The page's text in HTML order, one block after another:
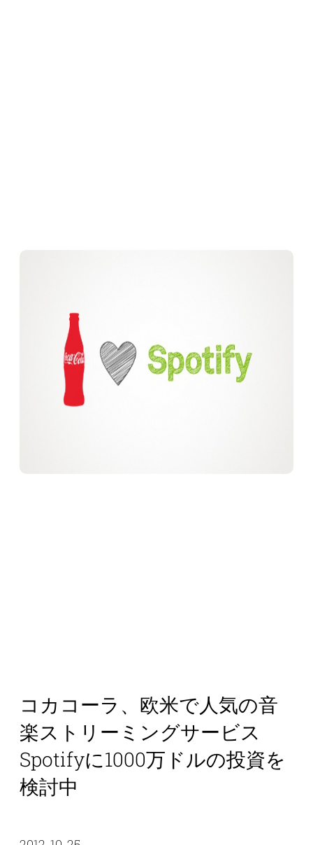
コカコーラ、欧米で人気の音
楽ストリーミングサービス
Spotifyに1000万ドルの投資を
検討中